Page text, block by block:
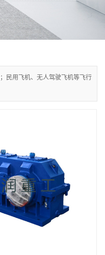
民用飞机、无人驾驶飞机等飞行